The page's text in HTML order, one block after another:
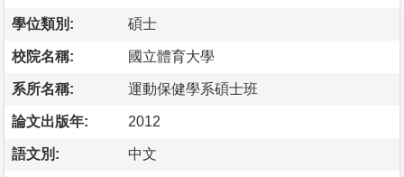
學位類別: 碩士
校院名稱: 國立體育大學
系所名稱: 運動保健學系碩士班
論文出版年: 2012
語文別: 中文